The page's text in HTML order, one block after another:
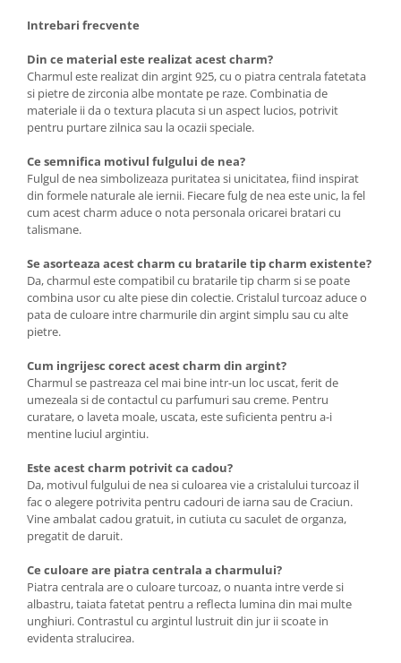
Intrebari frecvente
Din ce material este realizat acest charm?
Charmul este realizat din argint 925, cu o piatra centrala fatetata
si pietre de zirconia albe montate pe raze. Combinatia de
materiale ii da o textura placuta si un aspect lucios, potrivit
pentru purtare zilnica sau la ocazii speciale.
Ce semnifica motivul fulgului de nea?
Fulgul de nea simbolizeaza puritatea si unicitatea, fiind inspirat
din formele naturale ale iernii. Fiecare fulg de nea este unic, la fel
cum acest charm aduce o nota personala oricarei bratari cu
talismane.
Se asorteaza acest charm cu bratarile tip charm existente?
Da, charmul este compatibil cu bratarile tip charm si se poate
combina usor cu alte piese din colectie. Cristalul turcoaz aduce o
pata de culoare intre charmurile din argint simplu sau cu alte
pietre.
Cum ingrijesc corect acest charm din argint?
Charmul se pastreaza cel mai bine intr-un loc uscat, ferit de
umezeala si de contactul cu parfumuri sau creme. Pentru
curatare, o laveta moale, uscata, este suficienta pentru a-i
mentine luciul argintiu.
Este acest charm potrivit ca cadou?
Da, motivul fulgului de nea si culoarea vie a cristalului turcoaz il
fac o alegere potrivita pentru cadouri de iarna sau de Craciun.
Vine ambalat cadou gratuit, in cutiuta cu saculet de organza,
pregatit de daruit.
Ce culoare are piatra centrala a charmului?
Piatra centrala are o culoare turcoaz, o nuanta intre verde si
albastru, taiata fatetat pentru a reflecta lumina din mai multe
unghiuri. Contrastul cu argintul lustruit din jur ii scoate in
evidenta stralucirea.